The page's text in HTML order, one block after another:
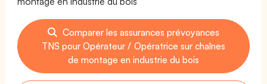
Comparer les assurances prévoyances
TNS pour Opérateur / Opératrice sur chaînes
de montage en industrie du bois